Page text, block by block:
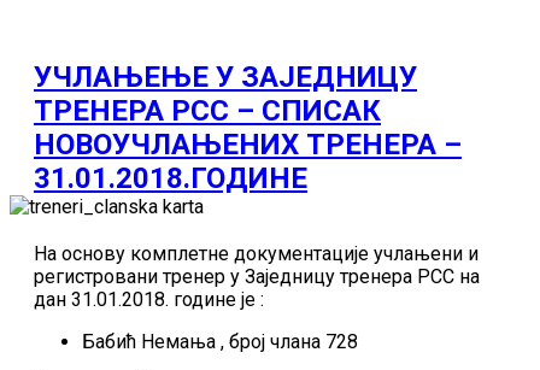
УЧЛАЊЕЊЕ У ЗАЈЕДНИЦУ
ТРЕНЕРА РСС – СПИСАК
НОВОУЧЛАЊЕНИХ ТРЕНЕРА –
31.01.2018.ГОДИНЕ
На основу комплетне документације учлањени и
регистровани тренер у Заједницу тренера РСС на
дан 31.01.2018. године је :
Бабић Немања , број члана 728